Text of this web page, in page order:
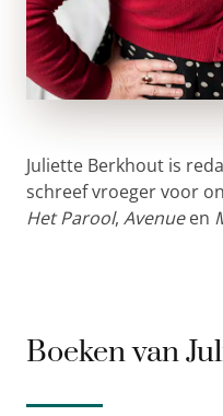
Juliette Berkhout is
schreef vroeger voor
Het Parool, Avenueen
Boeken van